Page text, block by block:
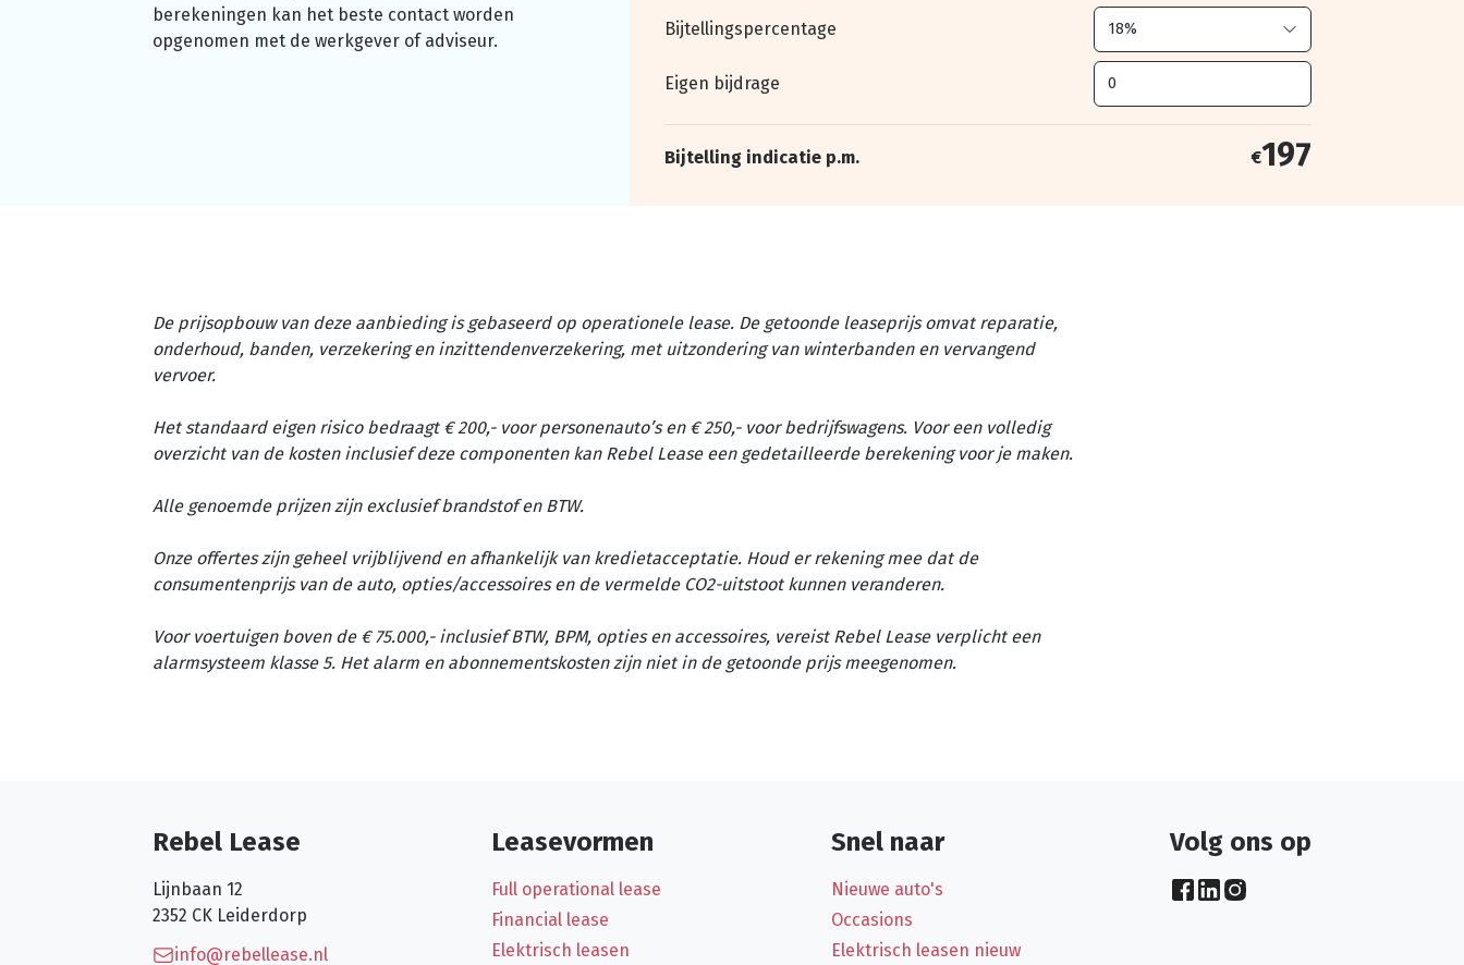
berekeningen kan het beste contact worden
opgenomen met de werkgever of adviseur.
Bijtellingspercentage
Eigen bijdrage
Bijtelling indicatie p.m. €197
De prijsopbouw van deze aanbieding is gebaseerd op operationele lease. De getoonde leaseprijs omvat reparatie,
onderhoud, banden, verzekering en inzittendenverzekering, met uitzondering van winterbanden en vervangend
vervoer.
Het standaard eigen risico bedraagt € 200,- voor personenauto’s en € 250,- voor bedrijfswagens. Voor een volledig
overzicht van de kosten inclusief deze componenten kan Rebel Lease een gedetailleerde berekening voor je maken.
Alle genoemde prijzen zijn exclusief brandstof en BTW.
Onze offertes zijn geheel vrijblijvend en afhankelijk van kredietacceptatie. Houd er rekening mee dat de
consumentenprijs van de auto, opties/accessoires en de vermelde CO2-uitstoot kunnen veranderen.
Voor voertuigen boven de € 75.000,- inclusief BTW, BPM, opties en accessoires, vereist Rebel Lease verplicht een
alarmsysteem klasse 5. Het alarm en abonnementskosten zijn niet in de getoonde prijs meegenomen.
Rebel Lease
Lijnbaan 12
2352 CK Leiderdorp
info@rebellease.nl
Leasevormen
Full operational lease
Financial lease
Elektrisch leasen
Snel naar
Nieuwe auto's
Occasions
Elektrisch leasen nieuw
Volg ons op